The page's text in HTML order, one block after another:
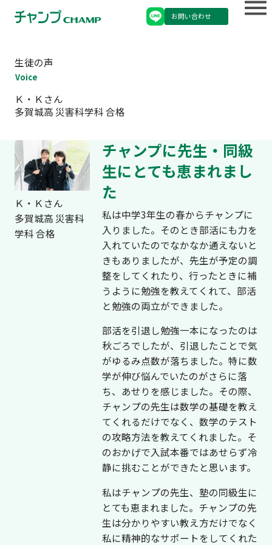
お問い合わせ
生徒の声
Voice
Ｋ・Ｋさん
多賀城高 災害科学科 合格
Ｋ・Ｋさん
多賀城高 災害科
学科 合格
チャンプに先生・同級
生にとても恵まれまし
た
私は中学3年生の春からチャンプに
入りました。そのとき部活にも力を
入れていたのでなかなか通えないと
きもありましたが、先生が予定の調
整をしてくれたり、行ったときに補
うように勉強を教えてくれて、部活
と勉強の両立ができました。
部活を引退し勉強一本になったのは
秋ごろでしたが、引退したことで気
がゆるみ点数が落ちました。特に数
学が伸び悩んでいたのがさらに落
ち、あせりを感じました。その際、
チャンプの先生は数学の基礎を教え
てくれるだけでなく、数学のテスト
の攻略方法を教えてくれました。そ
のおかげで入試本番ではあせらず冷
静に挑むことができたと思います。
私はチャンプの先生、塾の同級生に
とても恵まれました。チャンプの先
生は分かりやすい教え方だけでなく
私に精神的なサポートをしてくれた